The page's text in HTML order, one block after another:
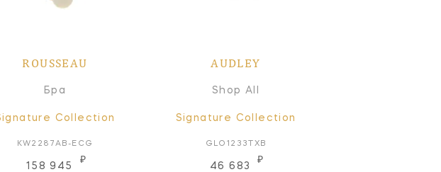
ROUSSEAU
Бра
Collection
KW2287AB-ECG
158 945
₽
AUDLEY
Shop All
Signature Collection
GLO1233TXB
46 683
₽